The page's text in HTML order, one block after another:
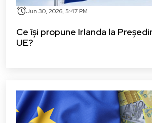
alarmJun 30, 2026, 5:47 PM
Ce își propune Irlanda la
UE?